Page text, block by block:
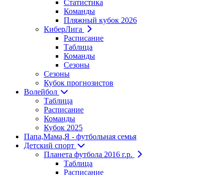
Статистика
Команды
Пляжный кубок 2026
КиберЛига
Расписание
Таблица
Команды
Сезоны
Сезоны
Кубок прогнозистов
Волейбол
Таблица
Расписание
Команды
Кубок 2025
Папа,Мама,Я - футбольная семья
Детский спорт
Планета футбола 2016 г.р.
Таблица
Расписание